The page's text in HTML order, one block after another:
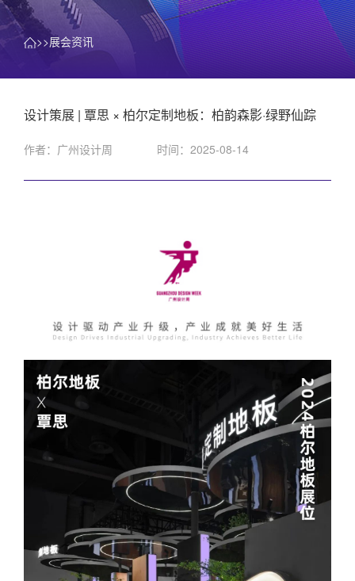
>>展会资讯
设计策展 | 覃思 × 柏尔定制地板：柏韵森影·绿野仙踪
作者：广州设计周 时间：2025-08-14